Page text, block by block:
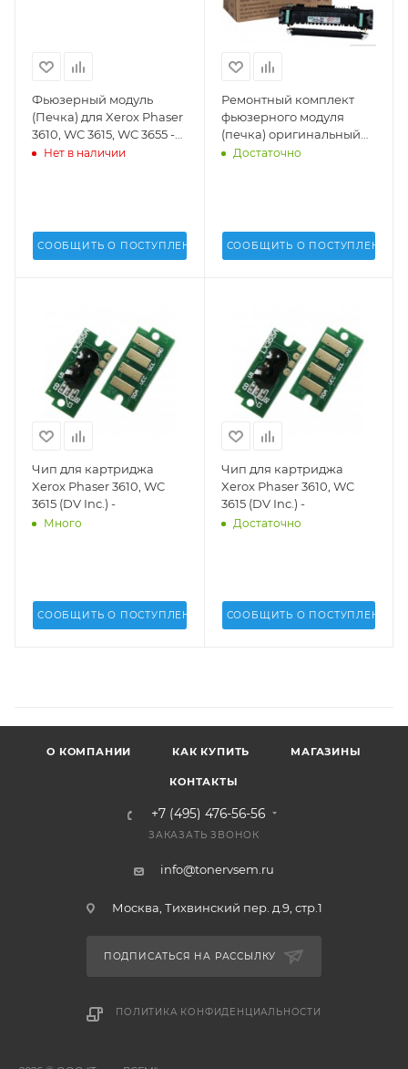
Фьюзерный модуль
(Печка) для Xerox Phaser
3610, WC 3615, WC 3655 -
126K35560, 126K35561,
Нет в наличии
СООБЩИТЬ О ПОСТУПЛЕНИИ
Ремонтный комплект
фьюзерного модуля
(печка) оригинальный
для Xerox Phaser 3610,
Достаточно
СООБЩИТЬ О ПОСТУПЛЕНИИ
Чип для картриджа
Xerox Phaser 3610, WC
3615 (DV Inc.) -
Много
СООБЩИТЬ О ПОСТУПЛЕНИИ
Чип для картриджа
Xerox Phaser 3610, WC
3615 (DV Inc.) -
Достаточно
СООБЩИТЬ О ПОСТУПЛЕНИИ
О КОМПАНИИ КАК КУПИТЬ МАГАЗИНЫ
КОНТАКТЫ
+7 (495) 476-56-56
ЗАКАЗАТЬ ЗВОНОК
info@tonervsem.ru
Москва, Тихвинский пер. д.9, стр.1
ПОДПИСАТЬСЯ НА РАССЫЛКУ
ПОЛИТИКА КОНФИДЕНЦИАЛЬНОСТИ